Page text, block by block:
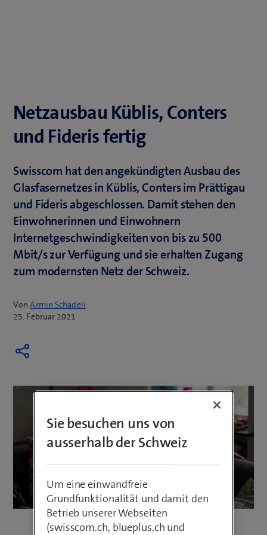
Netzausbau Küblis, Conters
und Fideris fertig
Swisscom hat den angekündigten Ausbau des
Glasfasernetzes in Küblis, Conters im Prättigau
und Fideris abgeschlossen. Damit stehen den
Einwohnerinnen und Einwohnern
Internetgeschwindigkeiten von bis zu 500
Mbit/s zur Verfügung und sie erhalten Zugang
zum modernsten Netz der Schweiz.
VonArmin Schädeli
25. Februar 2021
Sie besuchen uns von
ausserhalb der Schweiz
Um eine einwandfreie
Grundfunktionalität und damit den
Betrieb unserer Webseiten
(swisscom.ch, blueplus.ch und